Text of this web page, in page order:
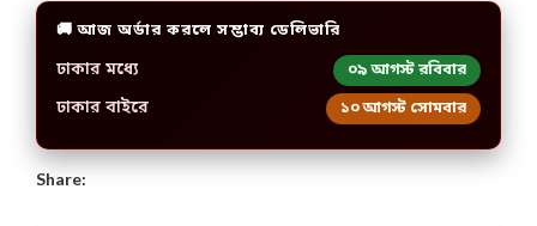
🚚 আজ অর্ডার করলে সম্ভাব্য ডেলিভারি
ঢাকার মধ্যে ০৯ আগস্ট রবিবার
ঢাকার বাইরে ১০ আগস্ট সোমবার
Share: